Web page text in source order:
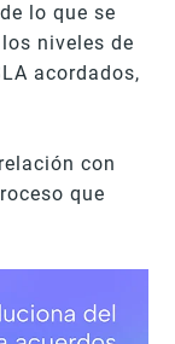
lo que se
niveles de
acordados,
con
que